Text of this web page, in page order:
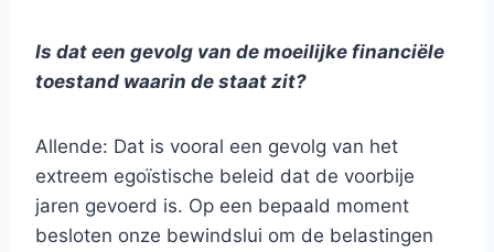
Is dat een gevolg van de moeilijke financiële
toestand waarin de staat zit?
Allende: Dat is vooral een gevolg van het
extreem egoïstische beleid dat de voorbije
jaren gevoerd is. Op een bepaald moment
besloten onze bewindslui om de belastingen